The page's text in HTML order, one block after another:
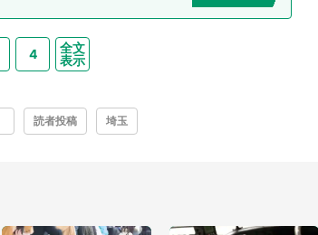
4
全文
表示
読者投稿 埼玉